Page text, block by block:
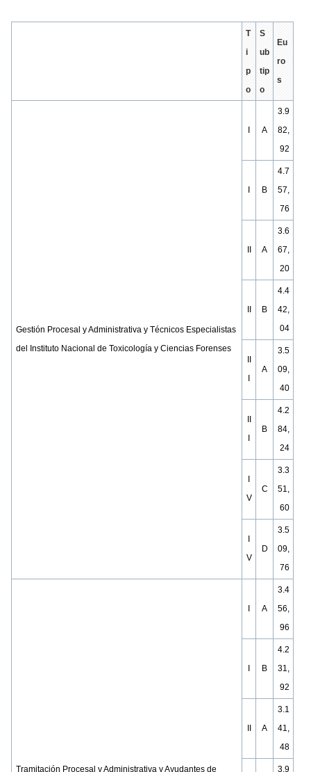
T
i
p
o
S
ub
tip
o
Eu
ro
s
Gestión Procesal y Administrativa y Técnicos Especialistas
del Instituto Nacional de Toxicología y Ciencias Forenses
A
3.9
82,
92
B
4.7
57,
76
A
3.6
67,
20
B
4.4
42,
04
A
3.5
09,
40
B
4.2
84,
24
V
C
3.3
51,
60
V
D
3.5
09,
76
Tramitación Procesal y Administrativa y Ayudantes de
A
3.4
56,
96
B
4.2
31,
92
A
3.1
41,
48
3.9